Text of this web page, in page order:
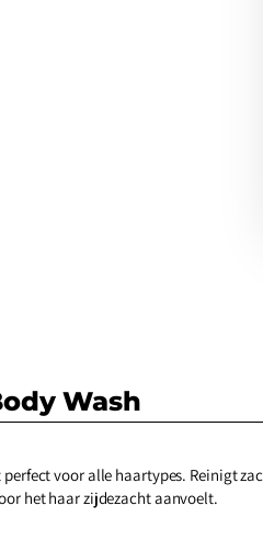
Wash
voor alle haartypes. Reinigt
het haar zijdezacht aanvoelt.